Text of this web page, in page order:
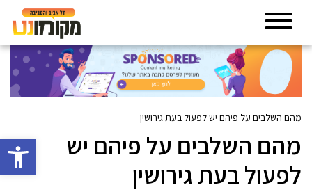
פתח
מהם השלבים על פיהם יש לפעול בעת גירושין
מהם השלבים על פיהם יש
לפעול בעת גירושין